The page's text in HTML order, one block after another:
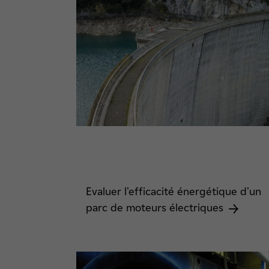
Evaluer l'efficacité énergétique d'un
parc de moteurs électriques